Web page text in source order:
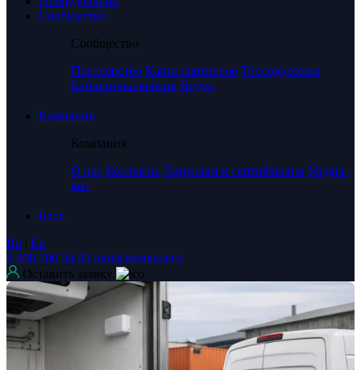
Сообщество
Сообщество
Партнерство Карта партнеров Техподдержка
Библиотека кейсов Видео
Компания
Компания
О нас Контакты Лицензии и сертификаты Медиа-
кит
Блог
Ru | En
8 800 700 34 45 info@axenta.tech
Оставить заявку